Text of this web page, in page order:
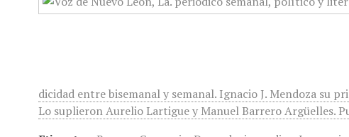
dicidad entre bisemanal y semanal. Ignacio J. Mendoza su
Lo suplieron Aurelio Lartigue y Manuel Barrero Argüelles.